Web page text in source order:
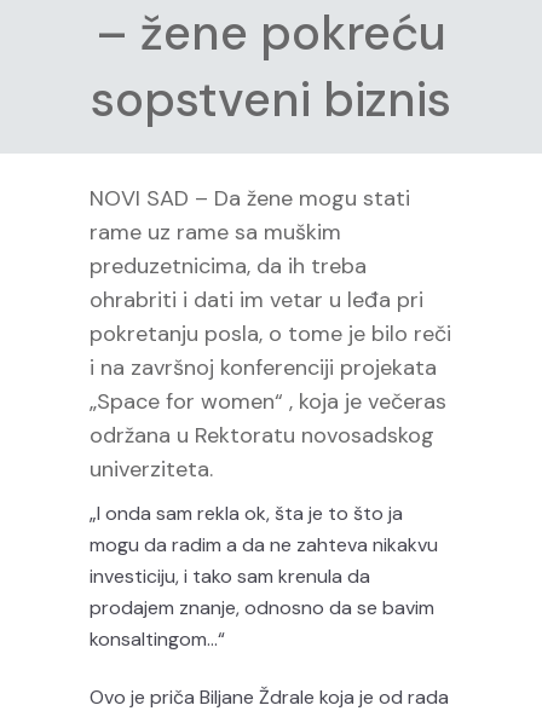
– žene pokreću
sopstveni biznis
NOVI SAD – Da žene mogu stati
rame uz rame sa muškim
preduzetnicima, da ih treba
ohrabriti i dati im vetar u leđa pri
pokretanju posla, o tome je bilo reči
i na završnoj konferenciji projekata
„Space for women“ , koja je večeras
održana u Rektoratu novosadskog
univerziteta.
„I onda sam rekla ok, šta je to što ja
mogu da radim a da ne zahteva nikakvu
investiciju, i tako sam krenula da
prodajem znanje, odnosno da se bavim
konsaltingom…“
Ovo je priča Biljane Ždrale koja je od rada